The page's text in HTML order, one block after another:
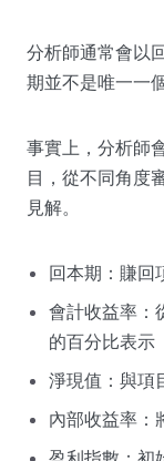
分析師通常會以
期並不是唯一一
事實上，分析師
目，從不同角度
見解。
回本期：賺回
會計收益率：
的百分比表示
淨現值：與項
內部收益率：